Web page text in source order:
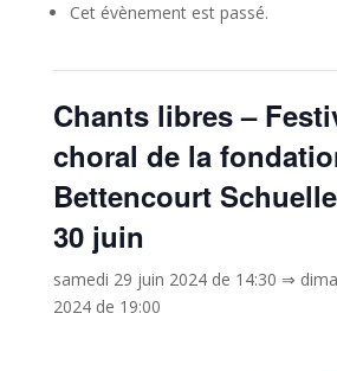
Cet évènement est passé.
Chants libres –
choral de la
Bettencourt
30 juin
samedi 29 juin 2024 de 14:30 ⇒
2024 de 19:00